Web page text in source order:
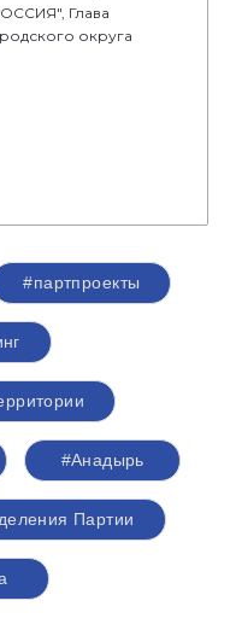
Глава
округа
#партпроекты
#Анадырь
Партии